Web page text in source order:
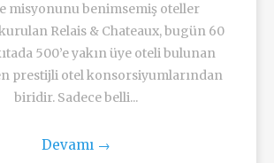
misyonunu benimsemiş oteller
Relais & Chateaux, bugün 60
500’e yakın üye oteli bulunan
prestijli otel konsorsiyumlarından
biridir. Sadece belli...
Devamı →